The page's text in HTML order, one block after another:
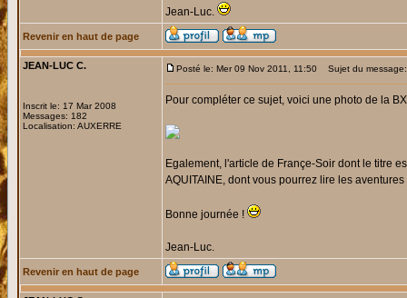
Jean-Luc.
Revenir en haut de page
JEAN-LUC C.
Inscrit le: 17 Mar 2008
Messages: 182
Localisation: AUXERRE
Posté le: Mer 09 Nov 2011, 11:50 Sujet du
Pour compléter ce sujet, voici une photo de la
Egalement, l'article de Françe-Soir dont le titre
AQUITAINE, dont vous pourrez lire les
Bonne journée !
Jean-Luc.
Revenir en haut de page